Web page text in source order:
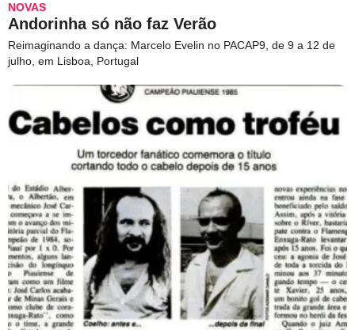
NOVAS
Andorinha só não faz Verão
Reimaginando a dança: Marcelo Evelin no PACAP9, de 9 a 12 de
julho, em Lisboa, Portugal